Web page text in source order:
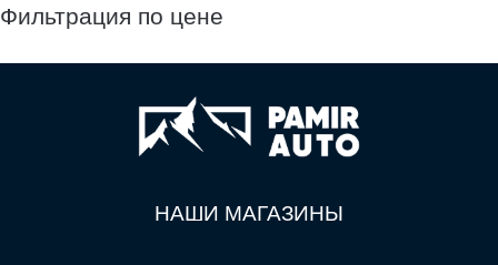
Фильтрация по цене
НАШИ МАГАЗИНЫ